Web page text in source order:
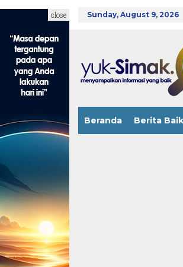
Sunday, August 9, 2026
Beranda Berita Baik
close